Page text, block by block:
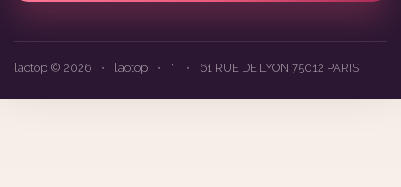
laotop © 2026 • laotop • '' • 61 RUE DE LYON 75012 PARIS